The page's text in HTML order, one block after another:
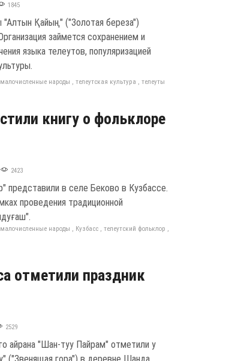
1845
"Алтын Қайың" ("Золотая береза")
займется сохранением и
языка телеутов, популяризацией
народы ,телеутская культура ,телеуты
книгу о фольклоре
2423
представили в селе Беково в Кузбассе.
проведения традиционной
народы , Кузбасс ,телеутский фольклор ,
отметили праздник
2529
айрана "Шан-туу Пайрам" отметили у
("Звенящая гора") в деревне Шанда